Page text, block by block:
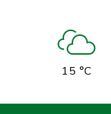
15 °C